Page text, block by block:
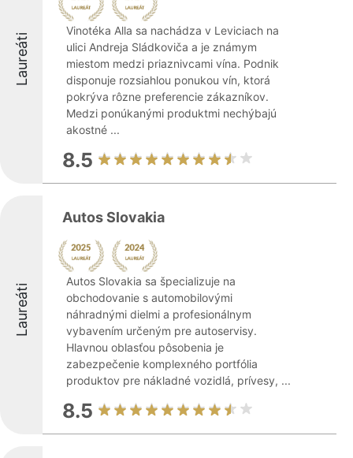
Laureáti
Vinotéka Alla sa nachádza v Leviciach na
ulici Andreja Sládkoviča a je známym
miestom medzi priaznivcami vína. Podnik
disponuje rozsiahlou ponukou vín, ktorá
pokrýva rôzne preferencie zákazníkov.
Medzi ponúkanými produktmi nechýbajú
akostné ...
8.5
Laureáti
Autos Slovakia
Autos Slovakia sa špecializuje na
obchodovanie s automobilovými
náhradnými dielmi a profesionálnym
vybavením určeným pre autoservisy.
Hlavnou oblasťou pôsobenia je
zabezpečenie komplexného portfólia
produktov pre nákladné vozidlá, prívesy, ...
8.5